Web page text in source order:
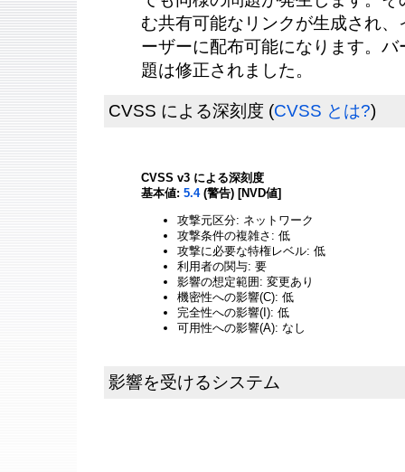
む共有可能なリンクが生成され
ーザーに配布可能になります。
題は修正されました。
CVSS による深刻度 (CVSS とは?)
CVSS v3 による深刻度
基本値: 5.4(警告) [NVD値]
攻撃元区分: ネットワーク
攻撃条件の複雑さ: 低
攻撃に必要な特権レベル: 低
利用者の関与: 要
影響の想定範囲: 変更あり
機密性への影響(C): 低
完全性への影響(I): 低
可用性への影響(A): なし
影響を受けるシステム